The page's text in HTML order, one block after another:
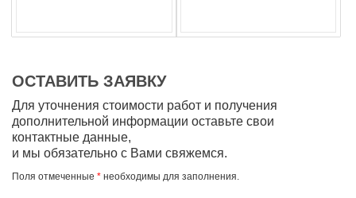
ОСТАВИТЬ ЗАЯВКУ
Для уточнения стоимости работ и получения
дополнительной информации оставьте свои
контактные данные,
и мы обязательно с Вами свяжемся.
Поля отмеченные * необходимы для заполнения.